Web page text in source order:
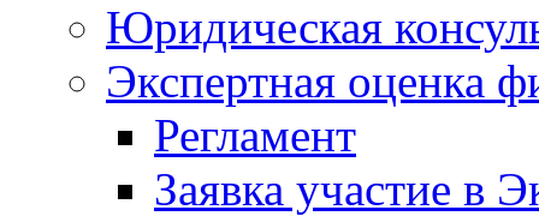
Юридическая
Экспертная оценка
Регламент
Заявка участие в